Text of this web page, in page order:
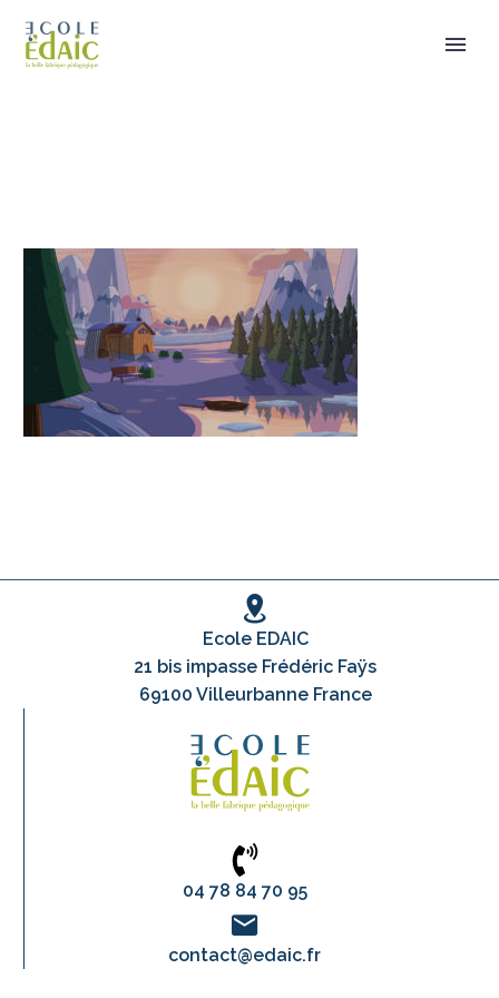
Ecole EDAIC
21 bis impasse Frédéric Faÿs
69100 Villeurbanne France
04 78 84 70 95
contact@edaic.fr